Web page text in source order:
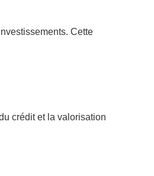
Cette
crédit et la valorisation